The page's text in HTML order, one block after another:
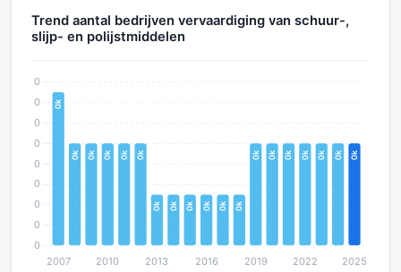
Trend aantal bedrijven vervaardiging van schuur-,
slijp- en polijstmiddelen